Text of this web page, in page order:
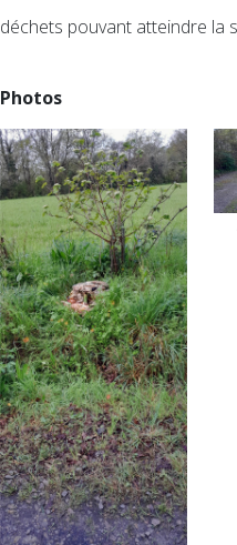
déchets pouvant atteindre la
Photos